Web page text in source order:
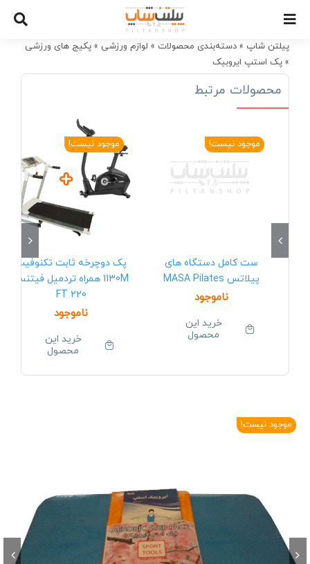
contentپیلتن شاپ » دسته‌بندی محصولات » لوازم ورزشی » پکیج های ورزشی
» پک استپ ایروبیک
محصولات مرتبط
موجود نیست!
ست کامل دستگاه های
پیلاتس MASA Pilates
ناموجود
خرید این
محصول
موجود نیست!
پک دوچرخه ثابت تکنوفیت
1130M همراه تردمیل فیتنس
FT 220
ناموجود
خرید این
محصول
موجود نیست!